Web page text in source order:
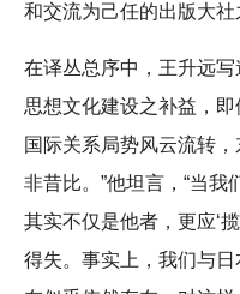
和交流为己任的出版大社
在译丛总序中，王升远写
思想文化建设之补益，
国际关系局势风云流转
非昔比。”他坦言，“当
其实不仅是他者，更应‘
得失。事实上，我们与